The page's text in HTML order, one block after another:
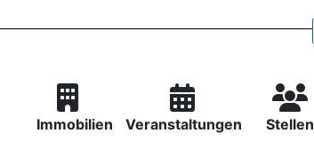
Immobilien Veranstaltungen Stellen